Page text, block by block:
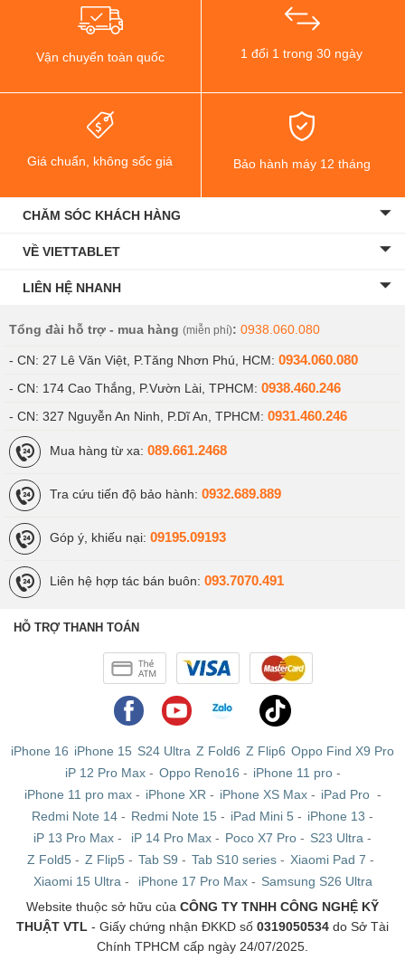
Vận chuyển toàn quốc 1 đổi 1 trong 30 ngày
Giá chuẩn, không sốc giá Bảo hành máy 12 tháng
CHĂM SÓC KHÁCH HÀNG
VỀ VIETTABLET
LIÊN HỆ NHANH
Tổng đài hỗ trợ - mua hàng (miễn phí): 0938.060.080
- CN: 27 Lê Văn Việt, P.Tăng Nhơn Phú, HCM: 0934.060.080
- CN: 174 Cao Thắng, P.Vườn Lài, TPHCM: 0938.460.246
- CN: 327 Nguyễn An Ninh, P.Dĩ An, TPHCM: 0931.460.246
Mua hàng từ xa: 089.661.2468
Tra cứu tiến độ bảo hành: 0932.689.889
Góp ý, khiếu nại: 09195.09193
Liên hệ hợp tác bán buôn: 093.7070.491
HỖ TRỢ THANH TOÁN
iPhone 16 iPhone 15 S24 Ultra Z Fold6 Z Flip6 Oppo Find X9 Pro
iP 12 Pro Max- Oppo Reno16 - iPhone 11 pro-
iPhone 11 pro max- iPhone XR - iPhone XS Max- iPad Pro -
Redmi Note 14 - Redmi Note 15 - iPad Mini 5 - iPhone 13 -
iP 13 Pro Max - iP 14 Pro Max - Poco X7 Pro - S23 Ultra -
Z Fold5 - Z Flip5 - Tab S9 - Tab S10 series - Xiaomi Pad 7 -
Xiaomi 15 Ultra - iPhone 17 Pro Max- Samsung S26 Ultra
Website thuộc sở hữu của CÔNG TY TNHH CÔNG NGHỆ KỸ
THUẬT VTL - Giấy chứng nhận ĐKKD số 0319050534 do Sở Tài
Chính TPHCM cấp ngày 24/07/2025.